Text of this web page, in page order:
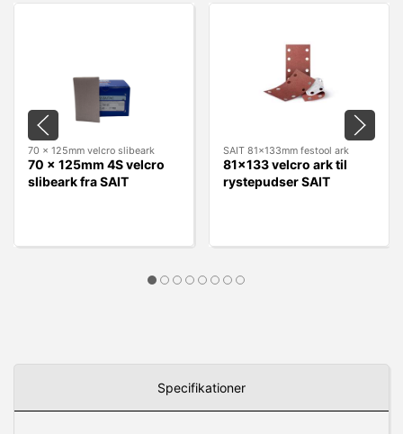
70 x 125mm velcro slibeark
70 x 125mm 4S velcro
slibeark fra SAIT
SAIT 81x133mm festool ark
81x133 velcro ark til
rystepudser SAIT
Specifikationer